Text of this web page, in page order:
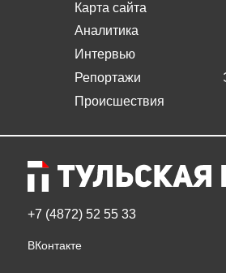
Карта сайта
Аналитика
Интервью
Репортажи
Происшествия
+7 (4872) 52 55 33
ВКонтакте